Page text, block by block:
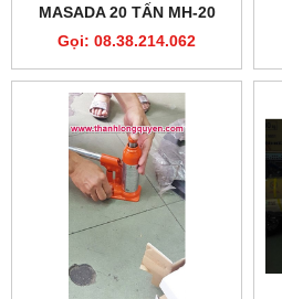
MASADA 20 TẤN MH-20
Gọi: 08.38.214.062